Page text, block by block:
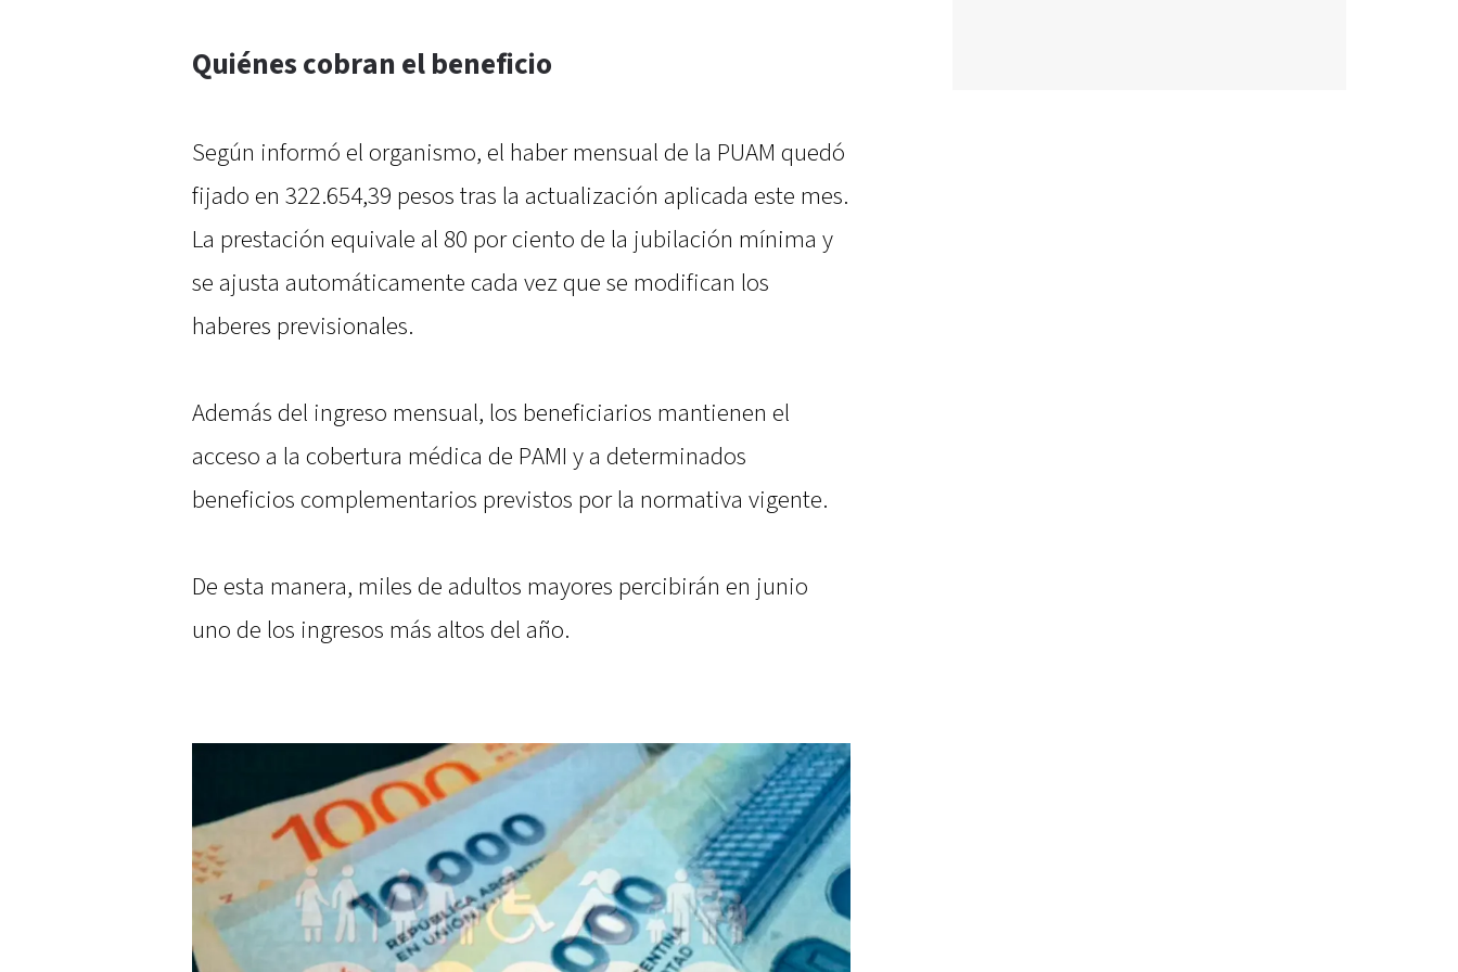
Quiénes cobran el beneficio
Según informó el organismo, el haber mensual de la PUAM quedó
fijado en 322.654,39 pesos tras la actualización aplicada este mes.
La prestación equivale al 80 por ciento de la jubilación mínima y
se ajusta automáticamente cada vez que se modifican los
haberes previsionales.
Además del ingreso mensual, los beneficiarios mantienen el
acceso a la cobertura médica de PAMI y a determinados
beneficios complementarios previstos por la normativa vigente.
De esta manera, miles de adultos mayores percibirán en junio
uno de los ingresos más altos del año.